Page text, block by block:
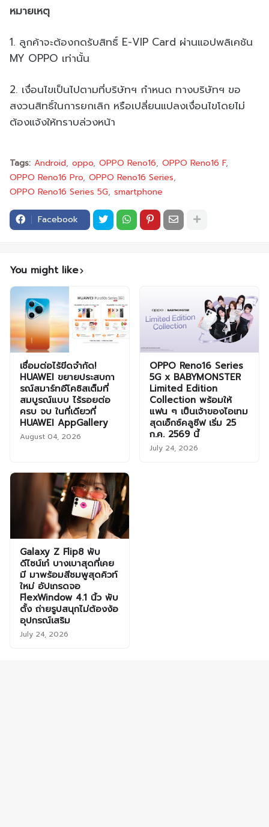
หมายเหตุ
1. ลูกค้าจะต้องกดรับสิทธิ์ E-VIP Card ผ่านแอปพลิเคชัน
MY OPPO เท่านั้น
2. เงื่อนไขเป็นไปตามที่บริษัทฯ กำหนด ทางบริษัทฯ ขอ
สงวนสิทธิ์ในการยกเลิก หรือเปลี่ยนแปลงเงื่อนไขโดยไม่
ต้องแจ้งให้ทราบล่วงหน้า
Tags: Android oppo OPPO Reno16 OPPO Reno16 F
OPPO Reno16 Pro OPPO Reno16 Series
OPPO Reno16 Series 5G smartphone
Facebook
You might like
เชื่อมต่อไร้ขีดจำกัด!
HUAWEI ขยายประสบกา
รณ์สมาร์ทอีโคซิสเต็มที่
สมบูรณ์แบบ ไร้รอยต่อ
ครบ จบ ในที่เดียวที่
HUAWEI AppGallery
August 04, 2026
OPPO Reno16 Series
5G x BABYMONSTER
Limited Edition
Collection พร้อมให้
แฟน ๆ เป็นเจ้าของไอเทม
สุดเอ็กซ์คลูซีฟ เริ่ม 25
ก.ค. 2569 นี้
July 24, 2026
Galaxy Z Flip8 พับ
ดีไซน์เก๋ บางเบาสุดที่เคย
มี มาพร้อมสีชมพูสุดคิวท์
ใหม่ อัปเกรดจอ
FlexWindow 4.1 นิ้ว พับ
ตั้ง ถ่ายรูปสนุกไม่ต้องง้อ
อุปกรณ์เสริม
July 24, 2026